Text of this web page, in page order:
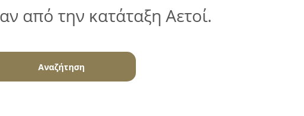
από την κατάταξη Αετοί.
Αναζήτηση